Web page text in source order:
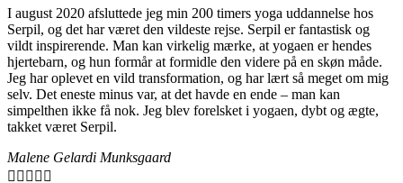
I august 2020 afsluttede jeg min 200 timers yoga uddannelse hos
Serpil, og det har været den vildeste rejse. Serpil er fantastisk og
vildt inspirerende. Man kan virkelig mærke, at yogaen er hendes
hjertebarn, og hun formår at formidle den videre på en skøn måde.
Jeg har oplevet en vild transformation, og har lært så meget om mig
selv. Det eneste minus var, at det havde en ende – man kan
simpelthen ikke få nok. Jeg blev forelsket i yogaen, dybt og ægte,
takket været Serpil.
Malene Gelardi Munksgaard
    